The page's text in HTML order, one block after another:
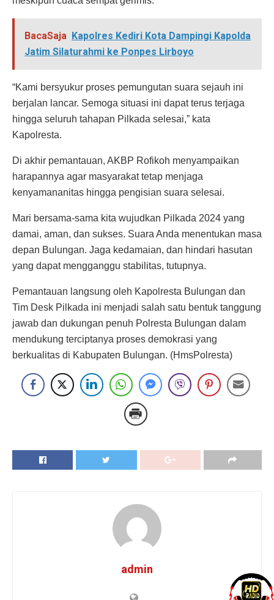
BacaSaja Kapolres Kediri Kota Dampingi Kapolda
Jatim Silaturahmi ke Ponpes Lirboyo
“Kami bersyukur proses pemungutan suara sejauh ini
berjalan lancar. Semoga situasi ini dapat terus terjaga
hingga seluruh tahapan Pilkada selesai,” kata
Kapolresta.
Di akhir pemantauan, AKBP Rofikoh menyampaikan
harapannya agar masyarakat tetap menjaga
kenyamananitas hingga pengisian suara selesai.
Mari bersama-sama kita wujudkan Pilkada 2024 yang
damai, aman, dan sukses. Suara Anda menentukan masa
depan Bulungan. Jaga kedamaian, dan hindari hasutan
yang dapat mengganggu stabilitas, tutupnya.
Pemantauan langsung oleh Kapolresta Bulungan dan
Tim Desk Pilkada ini menjadi salah satu bentuk tanggung
jawab dan dukungan penuh Polresta Bulungan dalam
mendukung terciptanya proses demokrasi yang
berkualitas di Kabupaten Bulungan. (HmsPolresta)
admin